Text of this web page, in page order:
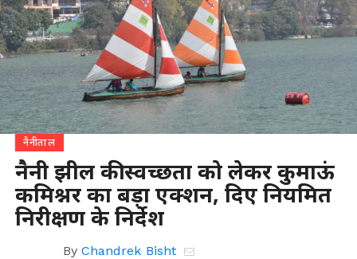
नैनीताल
नैनी झील की स्वच्छता को लेकर कुमाऊं
कमिश्नर का बड़ा एक्शन, दिए नियमित
निरीक्षण के निर्देश
By Chandrek Bisht